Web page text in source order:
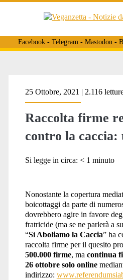
Facebook- Telegram- Mastodon-
Tag:
referendario</
25 Ottobre, 2021 | 2.116
Raccolta firme
contro la
Si legge in circa: < 1 minuto
Nonostante la copertura
boicottaggi da parte di
dovrebbero agire in favore
fratricide (ma se ne parlerà a
“Sì Aboliamo la Caccia” ha
raccolta firme per il quesito
500.000 firme, ma continua
26 ottobre solo online
indirizzo: